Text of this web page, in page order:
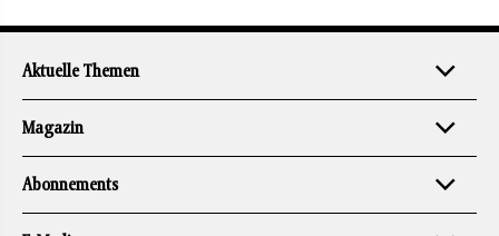
Aktuelle Themen
Magazin
Abonnements